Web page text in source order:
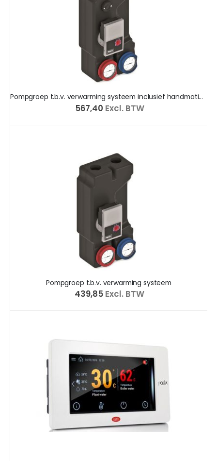
Pompgroep t.b.v. verwarming systeem inclusief handmatig mengventiel
€ 567,40 Excl. BTW
Pompgroep t.b.v. verwarming systeem
€ 439,85 Excl. BTW